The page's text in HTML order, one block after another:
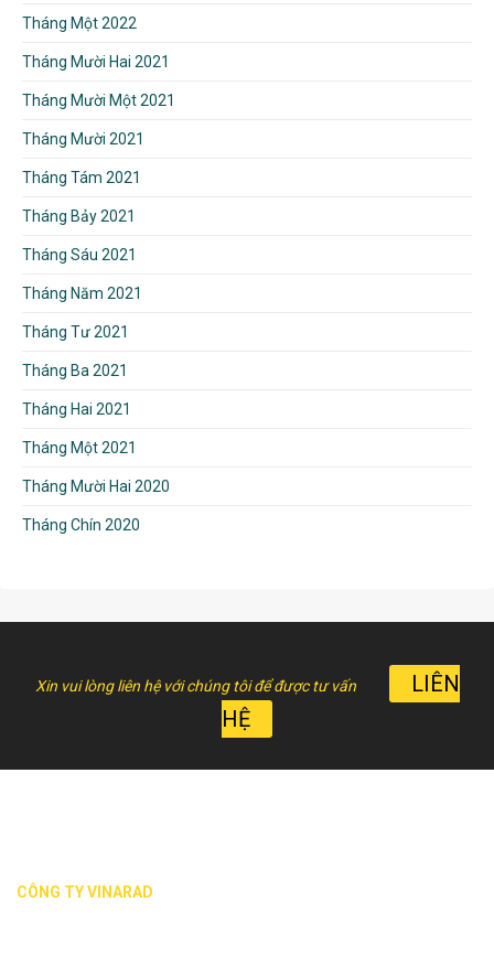
Tháng Một 2022
Tháng Mười Hai 2021
Tháng Mười Một 2021
Tháng Mười 2021
Tháng Tám 2021
Tháng Bảy 2021
Tháng Sáu 2021
Tháng Năm 2021
Tháng Tư 2021
Tháng Ba 2021
Tháng Hai 2021
Tháng Một 2021
Tháng Mười Hai 2020
Tháng Chín 2020
Xin vui lòng liên hệ với chúng tôi để được tư vấn
LIÊN
HỆ
CÔNG TY VINARAD